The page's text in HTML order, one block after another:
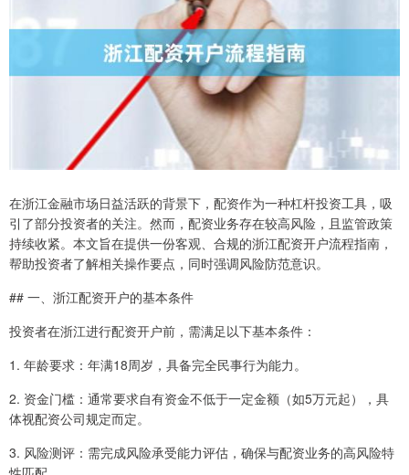
在浙江金融市场日益活跃的背景下，配资作为一种杠杆投资工具，吸
引了部分投资者的关注。然而，配资业务存在较高风险，且监管政策
持续收紧。本文旨在提供一份客观、合规的浙江配资开户流程指南，
帮助投资者了解相关操作要点，同时强调风险防范意识。
## 一、浙江配资开户的基本条件
投资者在浙江进行配资开户前，需满足以下基本条件：
1. 年龄要求：年满18周岁，具备完全民事行为能力。
2. 资金门槛：通常要求自有资金不低于一定金额（如5万元起），具
体视配资公司规定而定。
3. 风险测评：需完成风险承受能力评估，确保与配资业务的高风险特